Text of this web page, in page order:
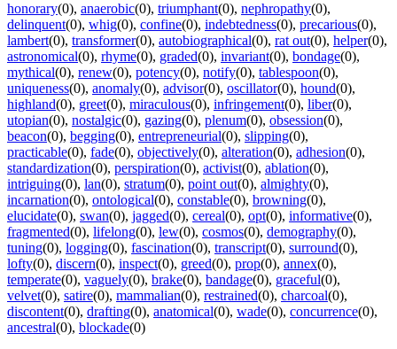
honorary(0), anaerobic(0), triumphant(0), nephropathy(0),
delinquent(0), whig(0), confine(0), indebtedness(0), precarious(0),
lambert(0), transformer(0), autobiographical(0), rat out(0), helper(0),
astronomical(0), rhyme(0), graded(0), invariant(0), bondage(0),
mythical(0), renew(0), potency(0), notify(0), tablespoon(0),
uniqueness(0), anomaly(0), advisor(0), oscillator(0), hound(0),
highland(0), greet(0), miraculous(0), infringement(0), liber(0),
utopian(0), nostalgic(0), gazing(0), plenum(0), obsession(0),
beacon(0), begging(0), entrepreneurial(0), slipping(0),
practicable(0), fade(0), objectively(0), alteration(0), adhesion(0),
standardization(0), perspiration(0), activist(0), ablation(0),
intriguing(0), lan(0), stratum(0), point out(0), almighty(0),
incarnation(0), ontological(0), constable(0), browning(0),
elucidate(0), swan(0), jagged(0), cereal(0), opt(0), informative(0),
fragmented(0), lifelong(0), lew(0), cosmos(0), demography(0),
tuning(0), logging(0), fascination(0), transcript(0), surround(0),
lofty(0), discern(0), inspect(0), greed(0), prop(0), annex(0),
temperate(0), vaguely(0), brake(0), bandage(0), graceful(0),
velvet(0), satire(0), mammalian(0), restrained(0), charcoal(0),
discontent(0), drafting(0), anatomical(0), wade(0), concurrence(0),
ancestral(0), blockade(0)